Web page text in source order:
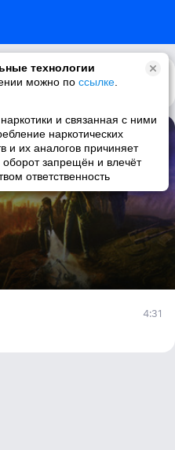
технологии
можно по ссылке
и связанная с ними
наркотических
и их аналогов причиняет
запрещён и влечёт
ответственность
4:31